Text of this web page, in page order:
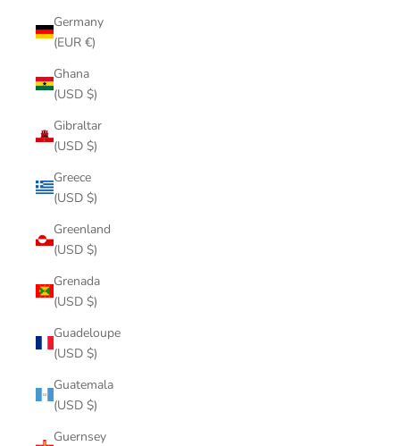
Germany
(EUR €)
Ghana
(USD $)
Gibraltar
(USD $)
Greece
(USD $)
Greenland
(USD $)
Grenada
(USD $)
Guadeloupe
(USD $)
Guatemala
(USD $)
Guernsey